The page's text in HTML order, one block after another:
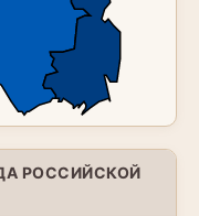
РОССИЙСКОЙ